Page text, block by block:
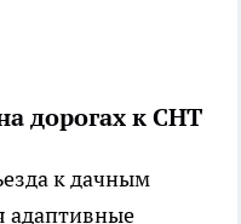
дорогах к СНТ
к дачным
адаптивные